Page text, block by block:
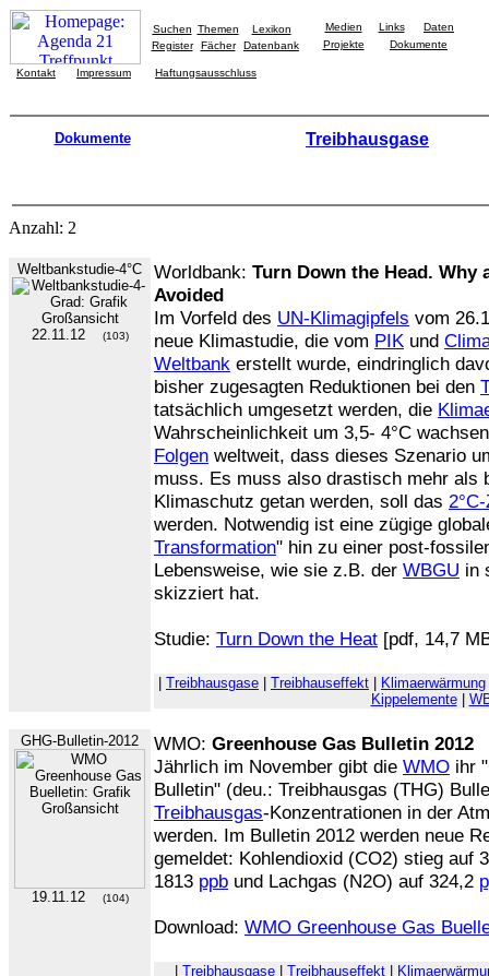
Suchen Themen
Lexikon
Register
Fächer Datenbank
Medien Links
Daten
Projekte
Dokumente
Kontakt Impressum Haftungsausschluss
Dokumente Treibhausgase
Anzahl: 2
Weltbankstudie-4°C
22.11.12 (103)
Worldbank: Turn Down the Head. Why
Avoided
Im Vorfeld des UN-Klimagipfels vom
neue Klimastudie, die vom PIK und
Weltbank erstellt wurde, eindringlich
bisher zugesagten Reduktionen bei den
tatsächlich umgesetzt werden, die
Wahrscheinlichkeit um 3,5- 4°C
Folgen weltweit, dass dieses Szenario
muss. Es muss also drastisch mehr als
Klimaschutz getan werden, soll das
werden. Notwendig ist eine zügige
Transformation" hin zu einer post-
Lebensweise, wie sie z.B. der WBGU in
skizziert hat.
Studie: Turn Down the Heat [pdf, 14,7
Treibhausgase Treibhauseffekt Klimaerwärmung
Kippelemente|
GHG-Bulletin-2012
19.11.12 (104)
WMO: Greenhouse Gas Bulletin 2012
Jährlich im November gibt die WMO ihr
Bulletin" (deu.: Treibhausgas (THG)
Treibhausgas-Konzentrationen in der
werden. Im Bulletin 2012 werden neue
gemeldet: Kohlendioxid (CO2) stieg auf
1813 ppb und Lachgas (N2O) auf 324,2
Download: WMO Greenhouse Gas
Treibhausgase| Treibhauseffekt|